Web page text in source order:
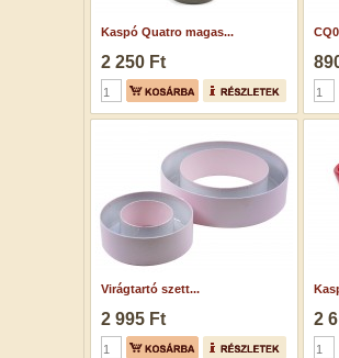
Kaspó Quatro magas...
2 250 Ft
Virágtartó szett...
2 995 Ft 2